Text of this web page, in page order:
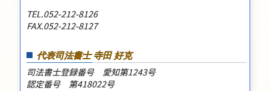
TEL.052-212-8126
FAX.052-212-8127
代表司法書士 寺田 好克
司法書士登録番号 愛知第1243号
認定番号 第418022号